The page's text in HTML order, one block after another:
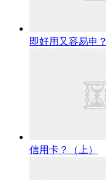
即好用又容易申？
信用卡？（上）